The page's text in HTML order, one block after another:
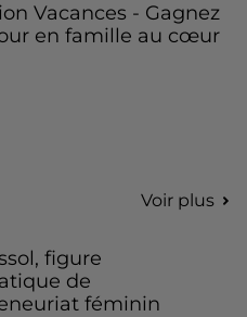
Vacances - Gagnez
en famille au cœur
Voir plus
figure
de
féminin